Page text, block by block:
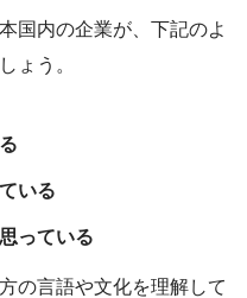
国内の企業が、下記のよ
ょう。
いる
っている
の言語や文化を理解して